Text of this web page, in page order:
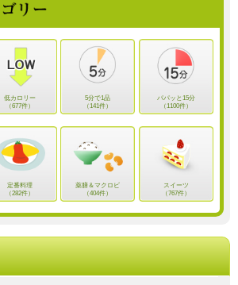
低カロリー
（677件）
5分で1品
（141件）
パパッと15分
（1100件）
定番料理
（282件）
薬膳＆マクロビ
（404件）
スイーツ
（767件）